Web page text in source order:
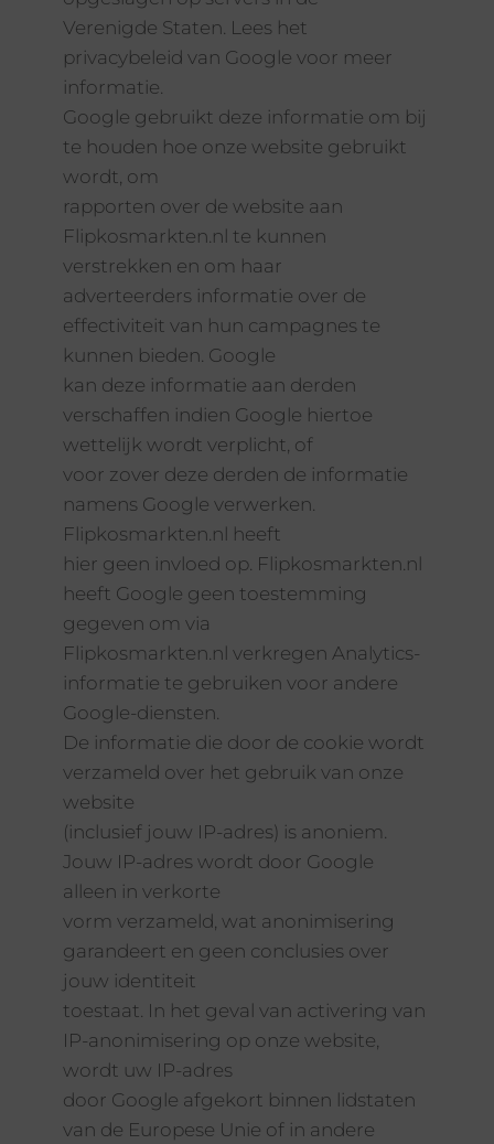
Verenigde Staten. Lees het
privacybeleid van Google voor meer
informatie.
Google gebruikt deze informatie om bij
te houden hoe onze website gebruikt
wordt, om
rapporten over de website aan
Flipkosmarkten.nl te kunnen
verstrekken en om haar
adverteerders informatie over de
effectiviteit van hun campagnes te
kunnen bieden. Google
kan deze informatie aan derden
verschaffen indien Google hiertoe
wettelijk wordt verplicht, of
voor zover deze derden de informatie
namens Google verwerken.
Flipkosmarkten.nl heeft
hier geen invloed op. Flipkosmarkten.nl
heeft Google geen toestemming
gegeven om via
Flipkosmarkten.nl verkregen Analytics-
informatie te gebruiken voor andere
Google-diensten.
De informatie die door de cookie wordt
verzameld over het gebruik van onze
website
(inclusief jouw IP-adres) is anoniem.
Jouw IP-adres wordt door Google
alleen in verkorte
vorm verzameld, wat anonimisering
garandeert en geen conclusies over
jouw identiteit
toestaat. In het geval van activering van
IP-anonimisering op onze website,
wordt uw IP-adres
door Google afgekort binnen lidstaten
van de Europese Unie of in andere